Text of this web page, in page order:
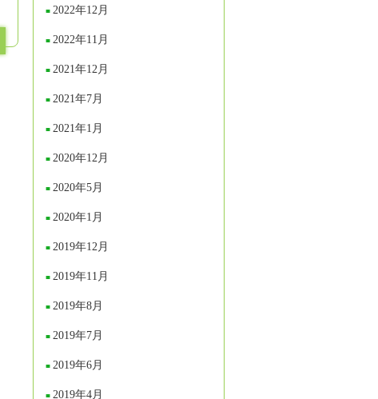
2022年12月
2022年11月
2021年12月
2021年7月
2021年1月
2020年12月
2020年5月
2020年1月
2019年12月
2019年11月
2019年8月
2019年7月
2019年6月
2019年4月